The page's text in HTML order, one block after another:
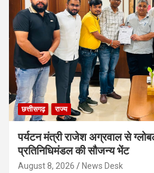
छत्तीसगढ़ राज्य
पर्यटन मंत्री राजेश अग्रवाल से
प्रतिनिधिमंडल की सौजन्य भेंट
August 8, 2026 News Desk